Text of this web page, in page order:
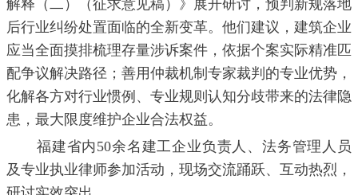
解释（二）（征求意见稿）》展开研讨，预判新规落地
后行业纠纷处置面临的全新变革。他们建议，建筑企业
应当全面摸排梳理存量涉诉案件，依据个案实际精准匹
配争议解决路径；善用仲裁机制专家裁判的专业优势，
化解各方对行业惯例、专业规则认知分歧带来的法律隐
患，最大限度维护企业合法权益。
福建省内50余名建工企业负责人、法务管理人员
及专业执业律师参加活动，现场交流踊跃、互动热烈，